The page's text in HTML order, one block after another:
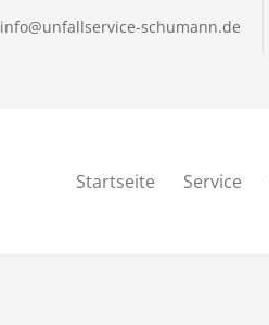
info@unfallservice-schumann.de
Startseite Service